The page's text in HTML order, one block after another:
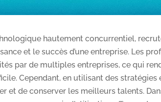
hautement concurrentiel,
et le succès d’une entreprise. Les
par de multiples entreprises, ce qui
Cependant, en utilisant des stratégies
et de conserver les meilleurs talents.